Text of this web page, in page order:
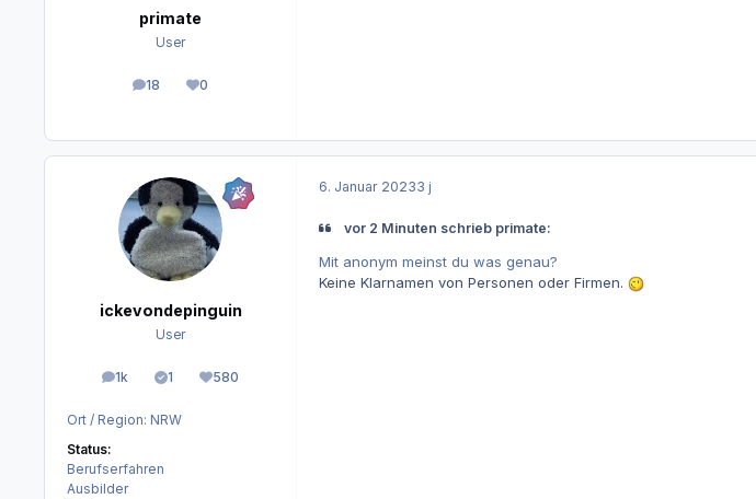
primate
User
18
Beiträge0
Reputation
ickevondepinguin
User
1k
Beiträge1
Lösungen580
Reputation
Ort / Region: NRW
Status:
Berufserfahren
Ausbilder
6. Januar 20233 j
vor 2 Minuten schrieb primate:
Mit anonym meinst du was genau?
Keine Klarnamen von Personen oder Firmen.